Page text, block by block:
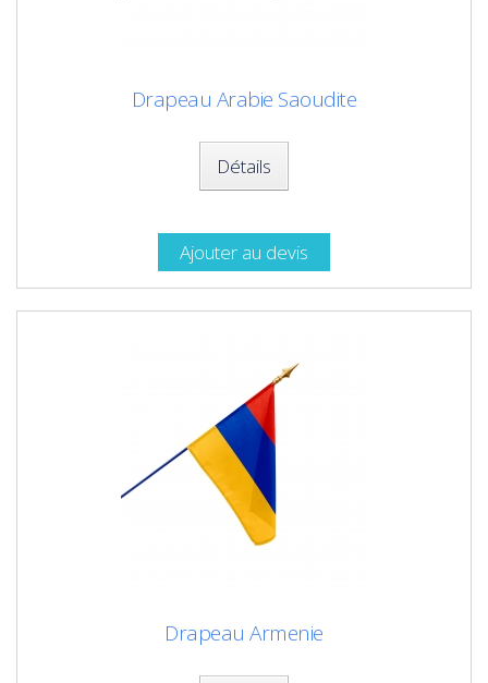
Drapeau Arabie Saoudite
Détails
Ajouter au devis
Drapeau Armenie